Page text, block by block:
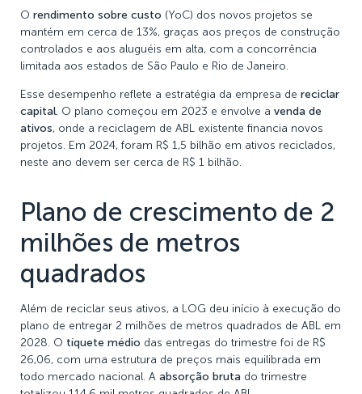
O rendimento sobre custo (YoC) dos novos projetos se
mantém em cerca de 13%, graças aos preços de construção
controlados e aos aluguéis em alta, com a concorrência
limitada aos estados de São Paulo e Rio de Janeiro.
Esse desempenho reflete a estratégia da empresa de reciclar
capital. O plano começou em 2023 e envolve a venda de
ativos, onde a reciclagem de ABL existente financia novos
projetos. Em 2024, foram R$ 1,5 bilhão em ativos reciclados,
neste ano devem ser cerca de R$ 1 bilhão.
Plano de crescimento de 2
milhões de metros
quadrados
Além de reciclar seus ativos, a LOG deu início à execução do
plano de entregar 2 milhões de metros quadrados de ABL em
2028. O tíquete médio das entregas do trimestre foi de R$
26,06, com uma estrutura de preços mais equilibrada em
todo mercado nacional. A absorção bruta do trimestre